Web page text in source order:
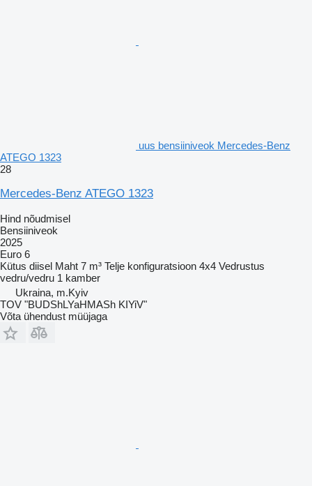
uus bensiiniveok Mercedes-Benz
ATEGO 1323
28
Mercedes-Benz ATEGO 1323
Hind nõudmisel
Bensiiniveok
2025
Euro 6
Kütus diisel Maht 7 m³ Telje konfiguratsioon 4x4 Vedrustus
vedru/vedru 1 kamber
Ukraina, m.Kyiv
TOV "BUDShLYaHMASh KIYiV"
Võta ühendust müüjaga